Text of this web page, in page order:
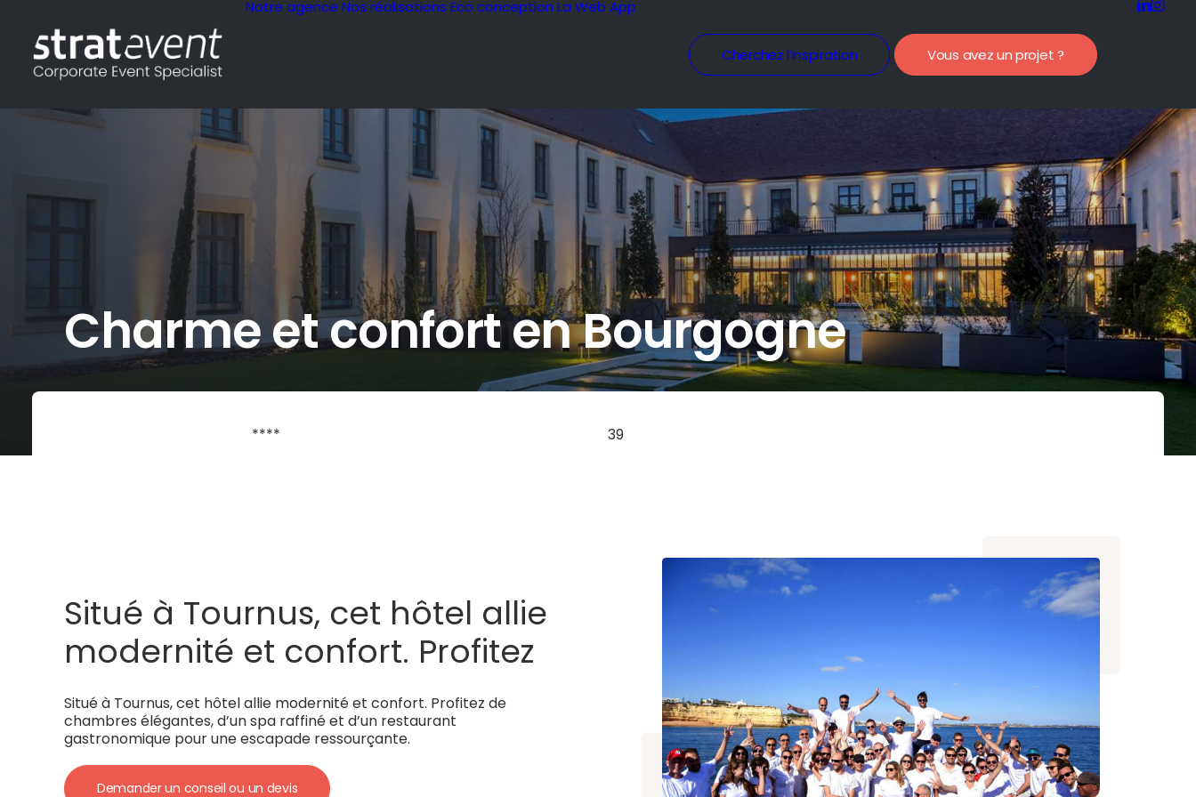
Notre agence Nos réalisations Eco conception La Web App
Cherchez l’inspiration Vous avez un projet ?
Charme et confort en Bourgogne
**** 39
Situé à Tournus, cet hôtel allie
modernité et confort. Profitez
de chambres élégantes, d’un
spa raffiné et d’un restaurant
gastronomique pour une
Situé à Tournus, cet hôtel allie modernité et confort. Profitez de
chambres élégantes, d’un spa raffiné et d’un restaurant
gastronomique pour une escapade ressourçante.
Demander un conseil ou un devis